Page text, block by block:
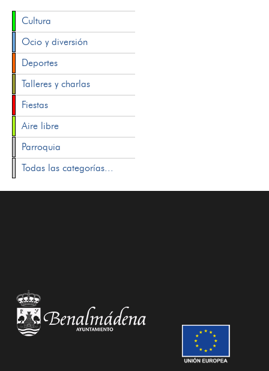
Cultura
Ocio y diversión
Deportes
Talleres y charlas
Fiestas
Aire libre
Parroquia
Todas las categorías...